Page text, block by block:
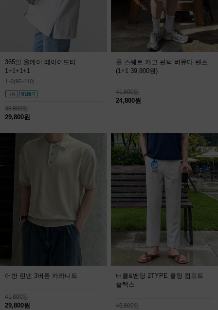
365일 올데이 레이어드티
1+1+1+1
1~3(95~110)
38,800원
29,800원
몰 스웨트 카고 핀턱 버뮤다 팬츠
(1+1 39,800원)
41,800원
24,800원
어반 린넨 3버튼 카라니트
41,800원
29,800원
버클&밴딩 2TYPE 쿨링 컴포트
슬랙스
46,800원